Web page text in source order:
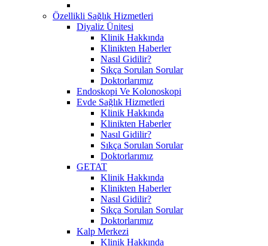
Özellikli Sağlık Hizmetleri
Diyaliz Ünitesi
Klinik Hakkında
Klinikten Haberler
Nasıl Gidilir?
Sıkça Sorulan Sorular
Doktorlarımız
Endoskopi Ve Kolonoskopi
Evde Sağlık Hizmetleri
Klinik Hakkında
Klinikten Haberler
Nasıl Gidilir?
Sıkça Sorulan Sorular
Doktorlarımız
GETAT
Klinik Hakkında
Klinikten Haberler
Nasıl Gidilir?
Sıkça Sorulan Sorular
Doktorlarımız
Kalp Merkezi
Klinik Hakkında